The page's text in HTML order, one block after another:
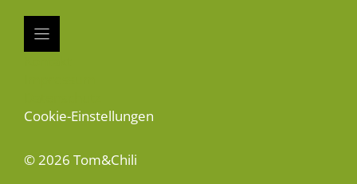
Cookie-Einstellungen
© 2026 Tom&Chili